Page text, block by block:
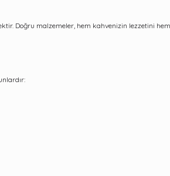
Doğru malzemeler, hem kahvenizin lezzetini